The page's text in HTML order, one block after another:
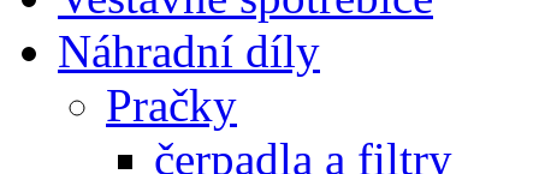
Náhradní díly
Pračky
čerpadla a filtry